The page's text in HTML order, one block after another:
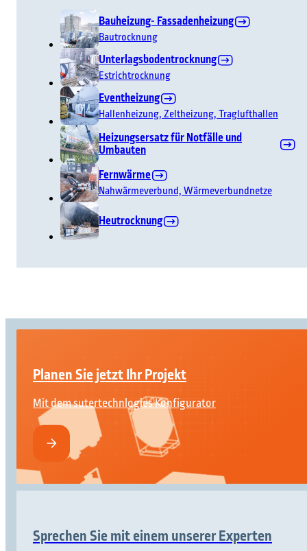
Bauheizung- Fassadenheizung
Bautrocknung
Unterlagsbodentrocknung
Estrichtrocknung
Eventheizung
Hallenheizung, Zeltheizung, Traglufthallen
Heizungsersatz für Notfälle und
Umbauten
Fernwärme
Nahwärmeverbund, Wärmeverbundnetze
Heutrocknung
Planen Sie jetzt Ihr Projekt
Mit dem sutertechnlogies Konfigurator
Sprechen Sie mit einem unserer Experten